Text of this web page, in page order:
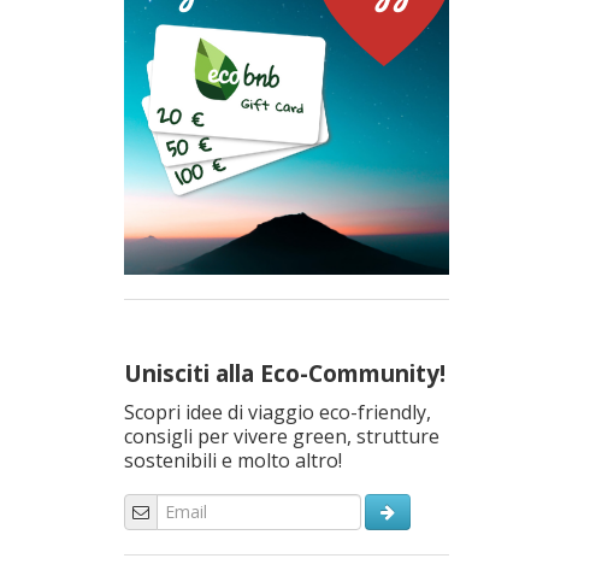
Unisciti alla Eco-Community!
Scopri idee di viaggio eco-friendly,
consigli per vivere green, strutture
sostenibili e molto altro!